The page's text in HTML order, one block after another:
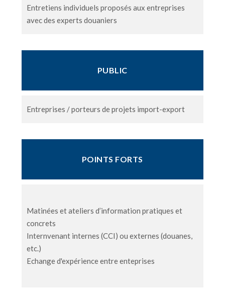
Entretiens individuels proposés aux entreprises
avec des experts douaniers
PUBLIC
Entreprises / porteurs de projets import-export
POINTS FORTS
Matinées et ateliers d’information pratiques et
concrets
Internvenant internes (CCI) ou externes (douanes,
etc.)
Echange d'expérience entre enteprises